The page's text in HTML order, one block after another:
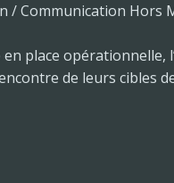
/ Communication Hors
place opérationnelle,
de leurs cibles